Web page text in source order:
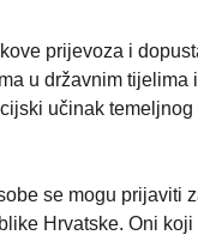
prijevoza i
u državnim
učinak
se mogu prijaviti
Hrvatske. Oni